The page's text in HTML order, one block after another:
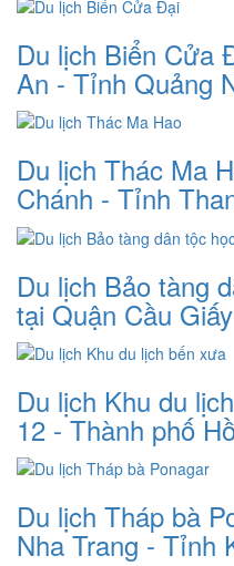
Du lịch Biển Cửa
An - Tỉnh Quảng
Du lịch Thác Ma
Chánh - Tỉnh
Du lịch Bảo tàng
tại Quận Cầu
Du lịch Khu du
12 - Thành phố
Du lịch Tháp bà
Nha Trang - Tỉnh